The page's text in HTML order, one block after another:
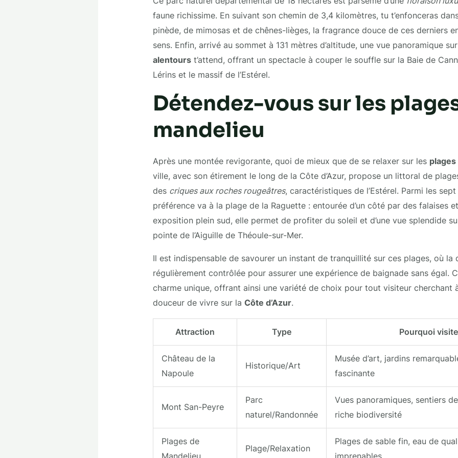
faune richissime. En suivant son chemin de 3,4 kilomètres, tu t’enfonceras
pinède, de mimosas et de chênes-lièges, la fragrance douce de ces derniers
sens. Enfin, arrivé au sommet à 131 mètres d’altitude, une vue panoramique
alentourst’attend, offrant un spectacle à couper le souffle sur la Baie de
Lérins et le massif de l’Estérel.
Détendez-vous sur les
mandelieu
Après une montée revigorante, quoi de mieux que de se relaxer sur les
ville, avec son étirement le long de la Côte d’Azur, propose un littoral de
des criques aux roches rougeâtres, caractéristiques de l’Estérel. Parmi les
préférence va à la plage de la Raguette : entourée d’un côté par des falaises
exposition plein sud, elle permet de profiter du soleil et d’une vue splendide
pointe de l’Aiguille de Théoule-sur-Mer.
Il est indispensable de savourer un instant de tranquillité sur ces plages, où la
régulièrement contrôlée pour assurer une expérience de baignade sans égal.
charme unique, offrant ainsi une variété de choix pour tout visiteur cherchant
douceur de vivre sur la Côte d’Azur.
Attraction Type Pourquoi
Château de la
Napoule
Historique/Art
Musée d’art, jardins
fascinante
Mont San-Peyre
Parc
naturel/Randonnée
Vues panoramiques, sentiers
riche biodiversité
Plages de
Mandelieu
Plage/Relaxation
Plages de sable fin, eau de
imprenables